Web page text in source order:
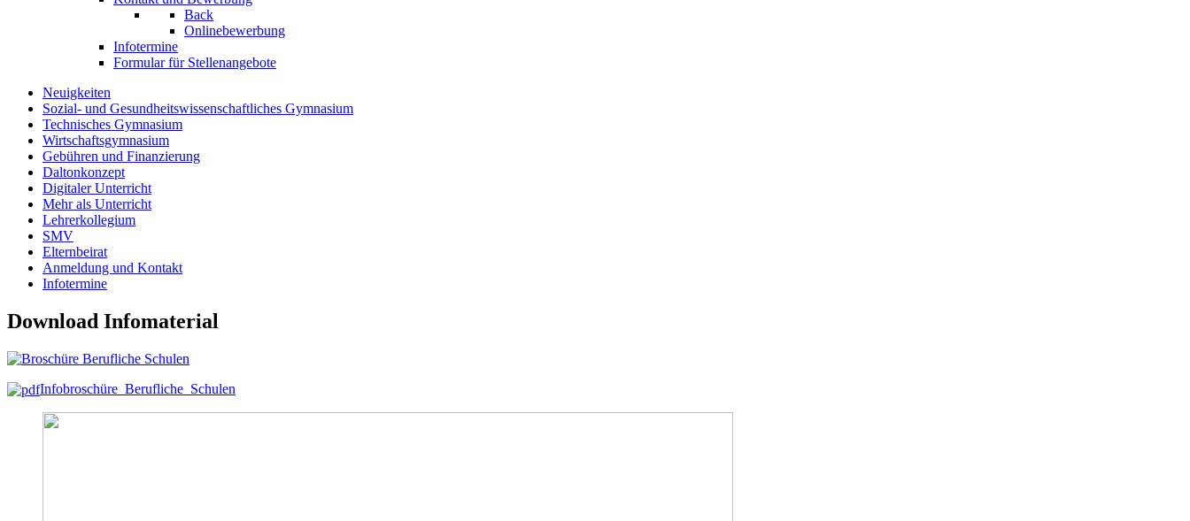
Back
Onlinebewerbung
Infotermine
Formular für Stellenangebote
Neuigkeiten
Sozial- und Gesundheitswissenschaftliches Gymnasium
Technisches Gymnasium
Wirtschaftsgymnasium
Gebühren und Finanzierung
Daltonkonzept
Digitaler Unterricht
Mehr als Unterricht
Lehrerkollegium
SMV
Elternbeirat
Anmeldung und Kontakt
Infotermine
Download Infomaterial
Infobroschüre_Berufliche_Schulen